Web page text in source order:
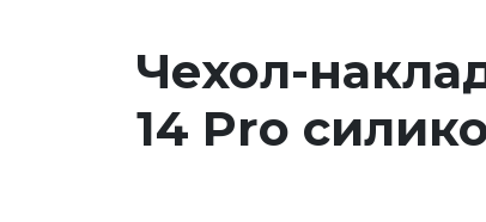
Чехол-
14 Pro